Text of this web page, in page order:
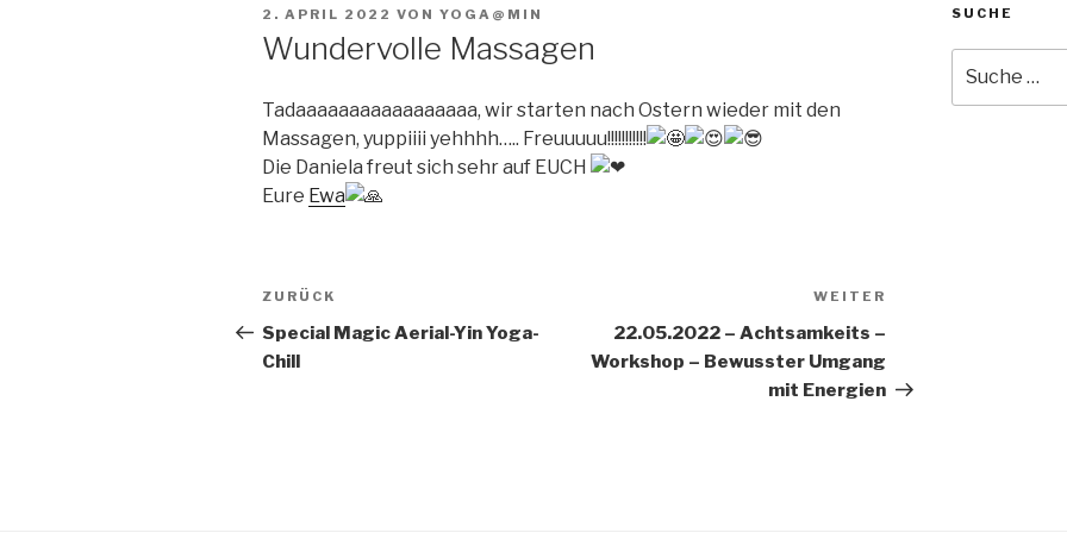
VERÖFFENTLICHT
2. APRIL 2022 VON YOGA@MIN
Wundervolle Massagen
Tadaaaaaaaaaaaaaaaaa, wir starten nach Ostern wieder mit den
Massagen, yuppiiii yehhhh….. Freuuuuu!!!!!!!!!!!
Die Daniela freut sich sehr auf EUCH
Eure Ewa
Beitragsnavigation
Vorheriger
Beitrag
ZURÜCK
Special Magic Aerial-Yin Yoga-
Chill
WEITER
22.05.2022 – Achtsamkeits –
Workshop – Bewusster Umgang
mit Energien
SUCHE
nach: